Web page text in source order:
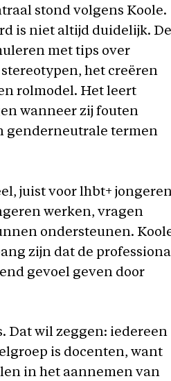
stond volgens Koole.
is niet altijd duidelijk. De
met tips over
het creëren
rolmodel. Het leert
wanneer zij fouten
genderneutrale termen
juist voor lhbt+
werken, vragen
ondersteunen.
zijn dat de
gevoel geven door
Dat wil zeggen: iedereen
is docenten, want
in het aannemen van